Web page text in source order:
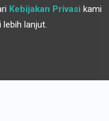
Kebijakan Privasi kami
lanjut.